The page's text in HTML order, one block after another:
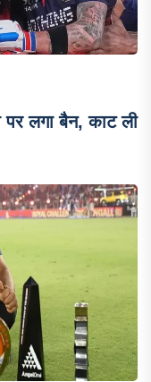
लगा बैन, काट ली